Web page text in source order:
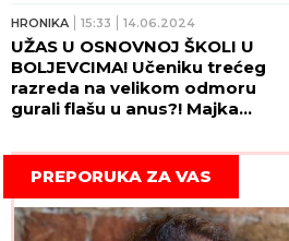
HRONIKA 15:33 14.06.2024
UŽAS U OSNOVNOJ ŠKOLI U
BOLJEVCIMA! Učeniku trećeg
razreda na velikom odmoru
gurali flašu u anus?! Majka
pitanje: Kako ste mogli da
prijavite moje dete?!
PREPORUKA ZA VAS